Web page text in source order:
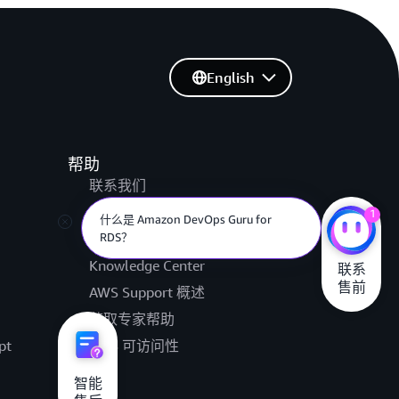
帮助
联系我们
提交支持工单
AWS re:Post
Knowledge Center
AWS Support 概述
获取专家帮助
AWS 可访问性
法律
English
什么是 Amazon DevOps Guru for
RDS？
1
联系
售前
智能